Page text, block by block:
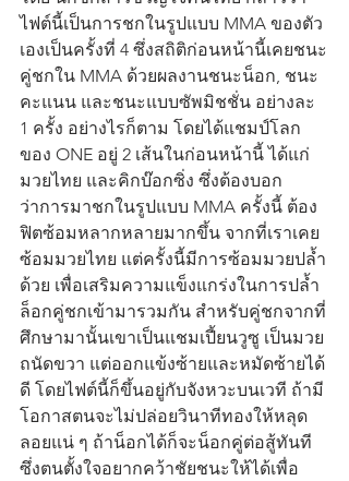
ไฟต์นี้เป็นการชกในรูปแบบ MMA ของตัว
เองเป็นครั้งที่ 4 ซึ่งสถิติก่อนหน้านี้เคยชนะ
คู่ชกใน MMA ด้วยผลงานชนะน็อก, ชนะ
คะแนน และชนะแบบซัพมิชชั่น อย่างละ
1 ครั้ง อย่างไรก็ตาม โดยได้แชมป์โลก
ของ ONE อยู่ 2 เส้นในก่อนหน้านี้ ได้แก่
มวยไทย และคิกบ๊อกซิ่ง ซึ่งต้องบอก
ว่าการมาชกในรูปแบบ MMA ครั้งนี้ ต้อง
ฟิตซ้อมหลากหลายมากขึ้น จากที่เราเคย
ซ้อมมวยไทย แต่ครั้งนี้มีการซ้อมมวยปล้ำ
ด้วย เพื่อเสริมความแข็งแกร่งในการปล้ำ
ล็อกคู่ชกเข้ามารวมกัน สำหรับคู่ชกจากที่
ศึกษามานั้นเขาเป็นแชมเปี้ยนวูซู เป็นมวย
ถนัดขวา แต่ออกแข้งซ้ายและหมัดซ้ายได้
ดี โดยไฟต์นี้ก็ขึ้นอยู่กับจังหวะบนเวที ถ้ามี
โอกาสตนจะไม่ปล่อยวินาทีทองให้หลุด
ลอยแน่ ๆ ถ้าน็อกได้ก็จะน็อกคู่ต่อสู้ทันที
ซึ่งตนตั้งใจอยากคว้าชัยชนะให้ได้เพื่อ